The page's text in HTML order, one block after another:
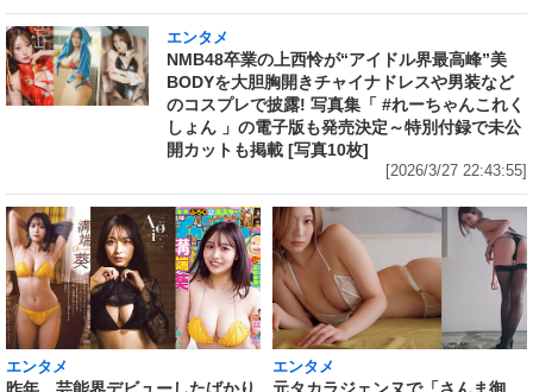
エンタメ
NMB48卒業の上西怜が“アイドル界最高峰”美
BODYを大胆胸開きチャイナドレスや男装など
のコスプレで披露! 写真集「 #れーちゃんこれく
しょん 」の電子版も発売決定～特別付録で未公
開カットも掲載 [写真10枚]
[2026/3/27 22:43:55]
エンタメ エンタメ